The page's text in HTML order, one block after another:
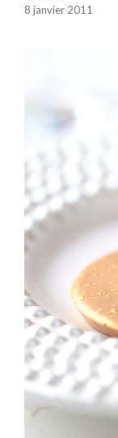
8 janvier 2011